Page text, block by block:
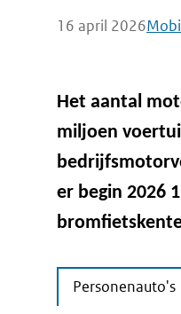
16 april 2026
Het aantal
miljoen
er begin 2026
Personenauto's